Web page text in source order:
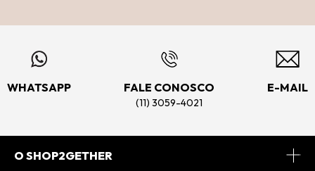
WHATSAPP FALE CONOSCO
(11) 3059-4021
E-MAIL
O SHOP2GETHER